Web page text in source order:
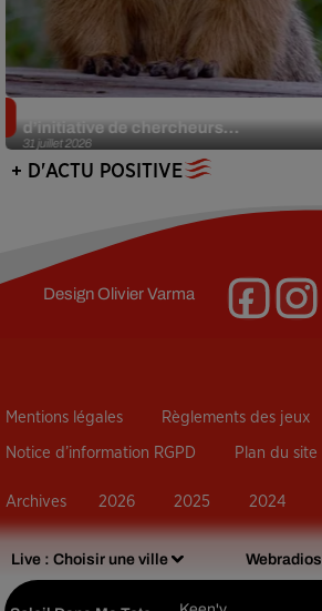
Live : Choisir une ville Webradios
31 juillet 2026
d’initiative de chercheurs...
+ D'ACTU POSITIVE
DesignOlivier Varma
Mentions légales Règlements des jeux
Notice d’information RGPD Plan du site
Archives 2026 2025 2024